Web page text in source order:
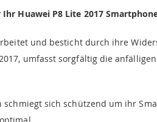
Huawei P8 Lite 2017
und besticht durch ihre
umfasst sorgfältig die
schmiegt sich schützend um ihr